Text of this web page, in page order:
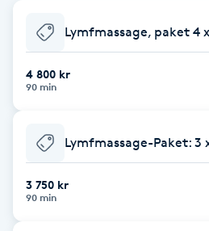
Babylights
Balayage
Barber
Lymfmassage, paket 4
4 800 kr
90 min
Lymfmassage-Paket: 3
3 750 kr
90 min